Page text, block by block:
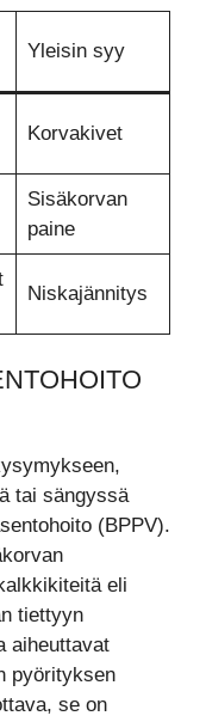
Yleisin syy
Korvakivet
Sisäkorvan
paine
Niskajännitys
tai sängyssä
(BPPV).
eli
tiettyyn
aiheuttavat
pyörityksen
se on